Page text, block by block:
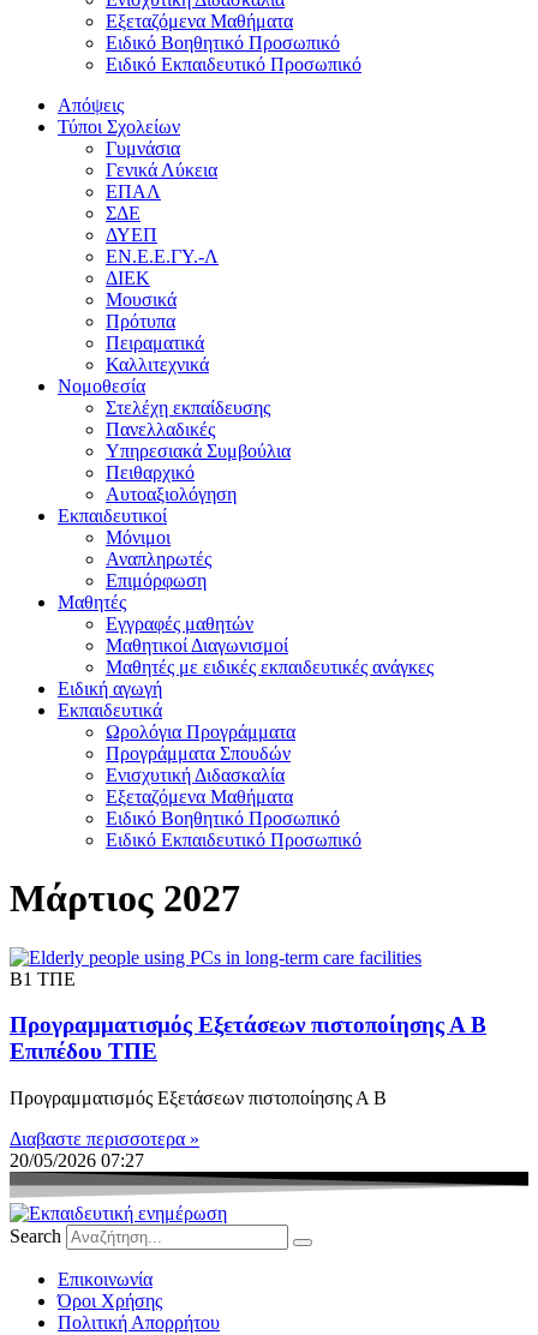
Εξεταζόμενα Μαθήματα
Ειδικό Βοηθητικό Προσωπικό
Ειδικό Εκπαιδευτικό Προσωπικό
Απόψεις
Τύποι Σχολείων
Γυμνάσια
Γενικά Λύκεια
ΕΠΑΛ
ΣΔΕ
ΔΥΕΠ
ΕΝ.Ε.Ε.ΓΥ.-Λ
ΔΙΕΚ
Μουσικά
Πρότυπα
Πειραματικά
Καλλιτεχνικά
Νομοθεσία
Στελέχη εκπαίδευσης
Πανελλαδικές
Υπηρεσιακά Συμβούλια
Πειθαρχικό
Αυτοαξιολόγηση
Εκπαιδευτικοί
Μόνιμοι
Αναπληρωτές
Επιμόρφωση
Μαθητές
Εγγραφές μαθητών
Μαθητικοί Διαγωνισμοί
Μαθητές με ειδικές εκπαιδευτικές ανάγκες
Ειδική αγωγή
Εκπαιδευτικά
Ωρολόγια Προγράμματα
Προγράμματα Σπουδών
Ενισχυτική Διδασκαλία
Εξεταζόμενα Μαθήματα
Ειδικό Βοηθητικό Προσωπικό
Ειδικό Εκπαιδευτικό Προσωπικό
Μάρτιος 2027
Β1 ΤΠΕ
Προγραμματισμός Εξετάσεων πιστοποίησης Α Β
Επιπέδου ΤΠΕ
Προγραμματισμός Εξετάσεων πιστοποίησης Α Β
Διαβαστε περισσοτερα »
20/05/2026 07:27
Search
Eπικοινωνία
Όροι Χρήσης
Πολιτική Απορρήτου